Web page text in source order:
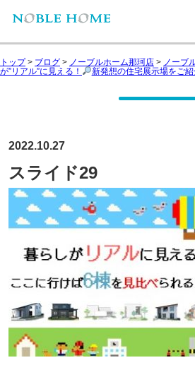
トップ> ブログ > ノーブルホーム那珂店 > ノーブ
が”リアル”に見える！
新発想の住宅展示場をご紹
2022.10.27
スライド29